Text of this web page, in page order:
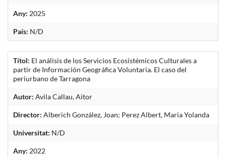
Any: 2025
País: N/D
Títol: El análisis de los Servicios Ecosistémicos Culturales a
partir de Información Geográfica Voluntaria. El caso del
periurbano de Tarragona
Autor: Avila Callau, Aitor
Director: Alberich González, Joan; Perez Albert, Maria Yolanda
Universitat: N/D
Any: 2022